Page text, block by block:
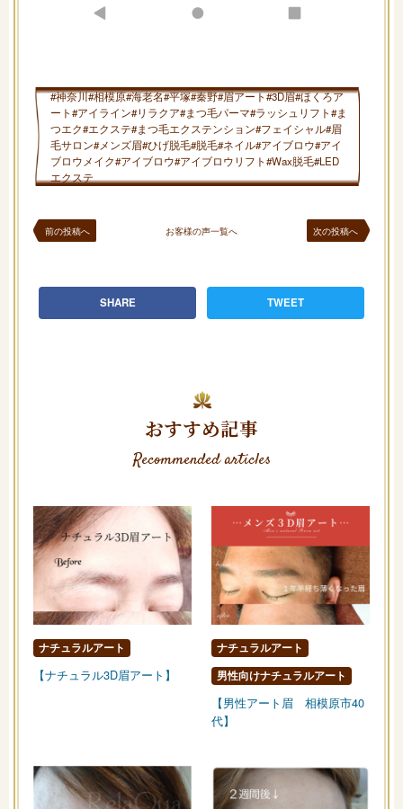
#神奈川#相模原#海老名#平塚#秦野#眉アート#3D眉#ほくろア
ート#アイライン#リラクア#まつ毛パーマ#ラッシュリフト#ま
つエク#エクステ#まつ毛エクステンション#フェイシャル#眉
毛サロン#メンズ眉#ひげ脱毛#脱毛#ネイル#アイブロウ#アイ
ブロウメイク#アイブロウ#アイブロウリフト#Wax脱毛#LED
エクステ
前の投稿へ お客様の声一覧へ 次の投稿へ
SHARE TWEET
おすすめ記事
Recommended articles
ナチュラルアート
【ナチュラル3D眉アート】
ナチュラルアート
男性向けナチュラルアート
【男性アート眉 相模原市40
代】